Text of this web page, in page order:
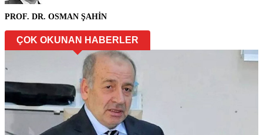
PROF. DR. OSMAN ŞAHİN
ÇOK OKUNAN HABERLER